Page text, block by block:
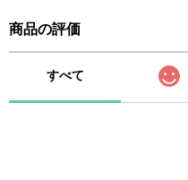
商品の評価
すべて